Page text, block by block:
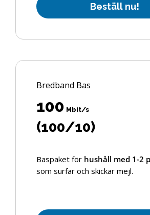
Beställ nu!
Bredband Bas
100 Mbit/s
(100/10)
Baspaket för hushåll med 1-2
som surfar och skickar mejl.